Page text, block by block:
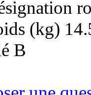
(kg)
B